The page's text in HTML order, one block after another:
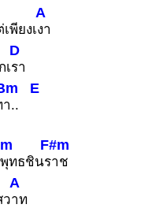
พียงเ
A
งา
เ
D
รา
า..
E
ทธชินร
F#m
าช
ว
A
าท